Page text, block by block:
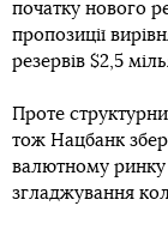
початку нового
пропозиції
резервів $2,5
Проте
тож Нацбанк
валютному ринку
згладжування